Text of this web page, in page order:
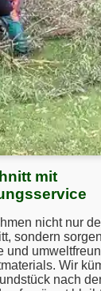
mit
nicht nur
sondern
und
Wir
nach